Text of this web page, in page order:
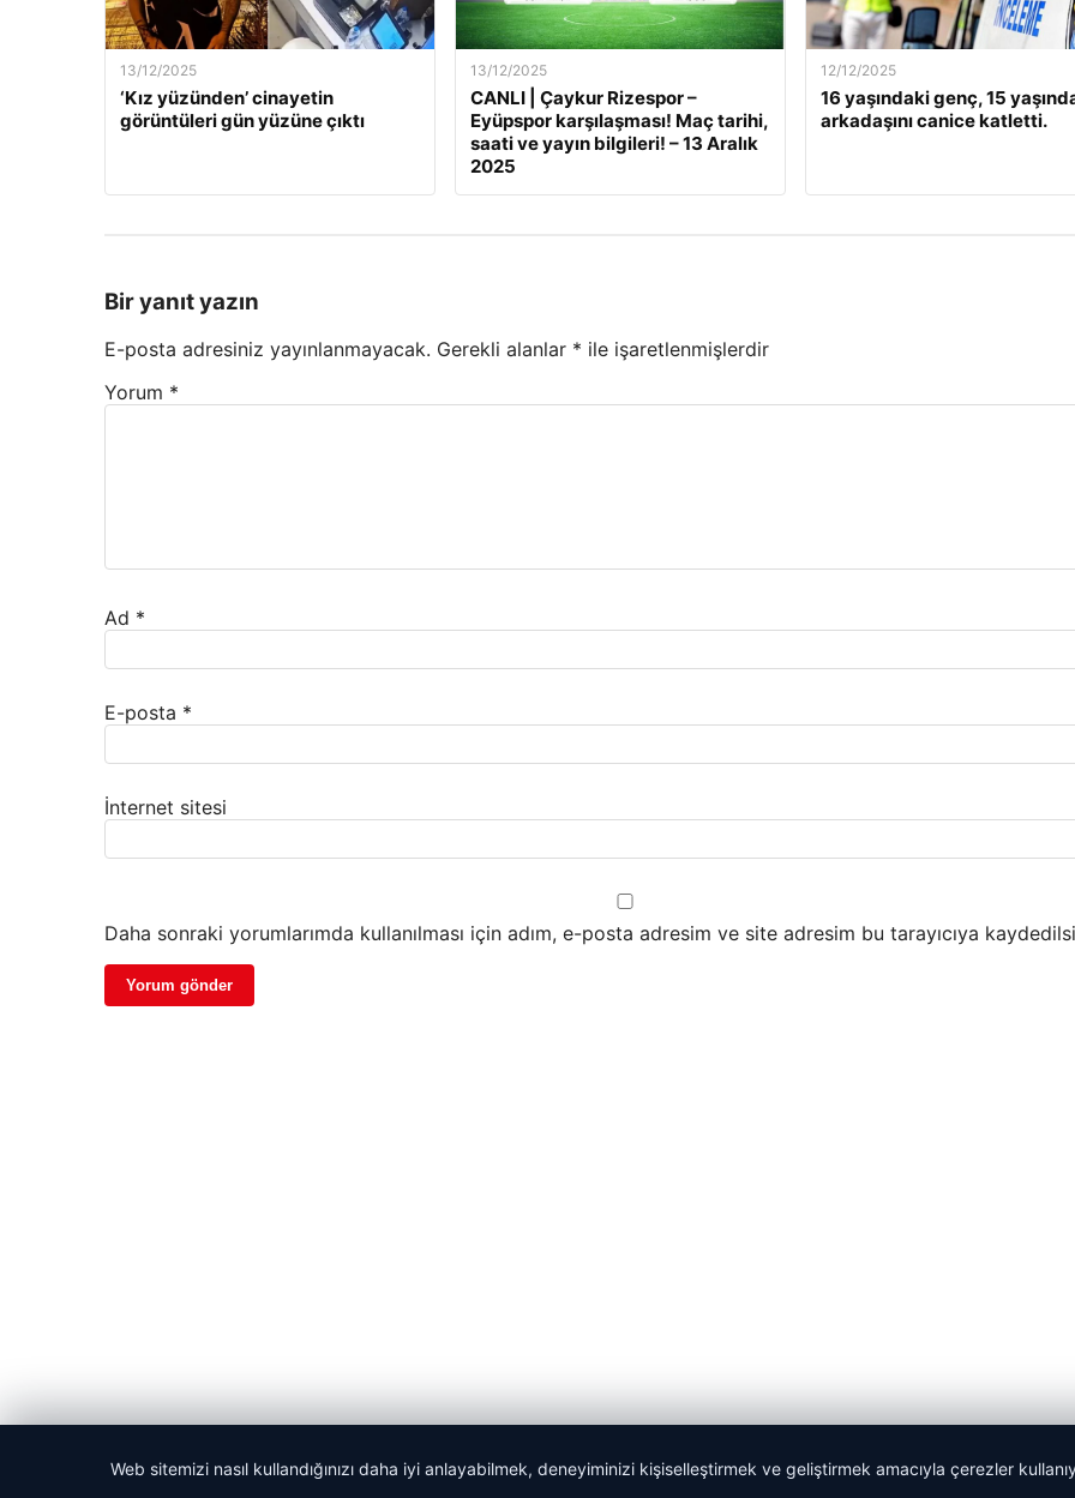
13/12/2025
‘Kız yüzünden’ cinayetin
görüntüleri gün yüzüne çıktı
13/12/2025
CANLI | Çaykur Rizespor –
Eyüpspor karşılaşması! Maç tarihi,
saati ve yayın bilgileri! – 13 Aralık
2025
12/12/2025
16 yaşındaki genç, 15
arkadaşını canice katletti.
Bir yanıt yazın
E-posta adresiniz yayınlanmayacak. Gerekli alanlar * ile işaretlenmişlerdir
Yorum *
Ad *
E-posta *
İnternet sitesi
Daha sonraki yorumlarımda kullanılması için adım, e-posta adresim ve site adresim bu tarayıcıya
Web sitemizi nasıl kullandığınızı daha iyi anlayabilmek, deneyiminizi kişiselleştirmek ve geliştirmek amacıyla çerezler